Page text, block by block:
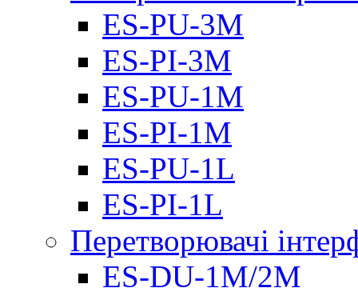
ES-PU-3M
ES-PI-3M
ES-PU-1M
ES-PI-1M
ES-PU-1L
ES-PI-1L
Перетворювачі
ES-DU-1M/2M